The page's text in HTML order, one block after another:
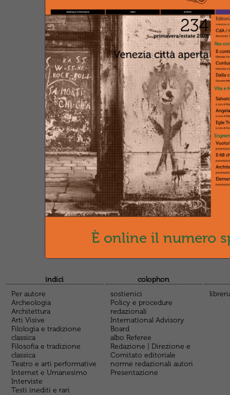
Elena
Ilaria
È online il numero
indici
Per autore
Archeologia
Architettura
Arti Visive
Filologia e tradizione
classica
Filosofia e tradizione
classica
Teatro e arti performative
Internet e Umanesimo
Interviste
Testi inediti e rari
colophon
sostienici
Policy e procedure
redazionali
International Advisory
Board
albo Referee
Redazione | Direzione e
Comitato editoriale
norme redazionali autori
Presentazione